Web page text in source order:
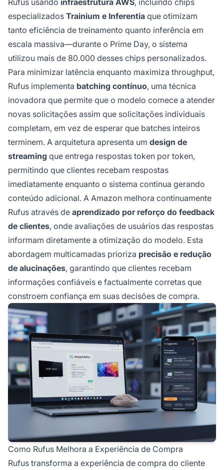
Rufus usando infraestrutura AWS, incluindo chips
especializados Trainium e Inferentia que otimizam
tanto eficiência de treinamento quanto inferência em
escala massiva—durante o Prime Day, o sistema
utilizou mais de 80.000 desses chips personalizados.
Para minimizar latência enquanto maximiza throughput,
Rufus implementa batching contínuo, uma técnica
inovadora que permite que o modelo comece a atender
novas solicitações assim que solicitações individuais
completam, em vez de esperar que batches inteiros
terminem. A arquitetura apresenta um design de
streaming que entrega respostas token por token,
permitindo que clientes recebam respostas
imediatamente enquanto o sistema continua gerando
conteúdo adicional. A Amazon melhora continuamente
Rufus através de aprendizado por reforço do feedback
de clientes, onde avaliações de usuários das respostas
informam diretamente a otimização do modelo. Esta
abordagem multicamadas prioriza precisão e redução
de alucinações, garantindo que clientes recebam
informações confiáveis e factualmente corretas que
constroem confiança em suas decisões de compra.
Como Rufus Melhora a Experiência de Compra
Rufus transforma a experiência de compra do cliente